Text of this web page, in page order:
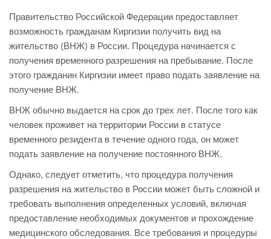
Правительство Российской Федерации предоставляет
возможность гражданам Киргизии получить вид на
жительство (ВНЖ) в России. Процедура начинается с
получения временного разрешения на пребывание. После
этого гражданин Киргизии имеет право подать заявление на
получение ВНЖ.
ВНЖ обычно выдается на срок до трех лет. После того как
человек проживет на территории России в статусе
временного резидента в течение одного года, он может
подать заявление на получение постоянного ВНЖ.
Однако, следует отметить, что процедура получения
разрешения на жительство в России может быть сложной и
требовать выполнения определенных условий, включая
предоставление необходимых документов и прохождение
медицинского обследования. Все требования и процедуры